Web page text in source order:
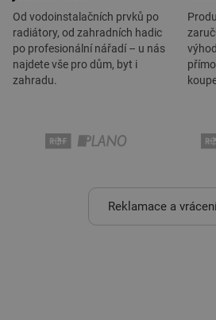
Od vodoinstalačních prvků po
radiátory, od zahradních hadic
po profesionální nářadí – u nás
najdete vše pro dům, byt i
zahradu.
Reklamace a